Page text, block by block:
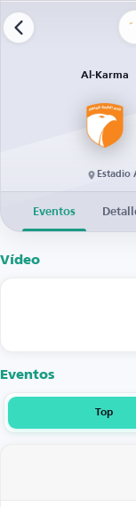
Al-Karma
Estadio
Eventos
Vídeo
Eventos
Top